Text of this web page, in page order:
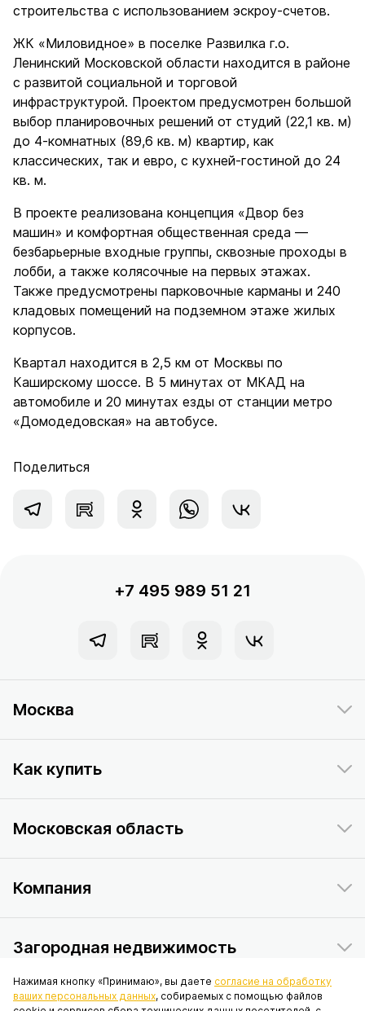
строительства с использованием эскроу-счетов.
ЖК «Миловидное» в поселке Развилка г.о.
Ленинский Московской области находится в районе
с развитой социальной и торговой
инфраструктурой. Проектом предусмотрен большой
выбор планировочных решений от студий (22,1 кв. м)
до 4-комнатных (89,6 кв. м) квартир, как
классических, так и евро, с кухней-гостиной до 24
кв. м.
В проекте реализована концепция «Двор без
машин» и комфортная общественная среда —
безбарьерные входные группы, сквозные проходы в
лобби, а также колясочные на первых этажах.
Также предусмотрены парковочные карманы и 240
кладовых помещений на подземном этаже жилых
корпусов.
Квартал находится в 2,5 км от Москвы по
Каширскому шоссе. В 5 минутах от МКАД на
автомобиле и 20 минутах езды от станции метро
«Домодедовская» на автобусе.
Поделиться
+7 495 989 51 21
Москва
Как купить
Московская область
Компания
Загородная недвижимость
Нажимая кнопку «Принимаю», вы даете согласие на обработку
ваших персональных данных, собираемых с помощью файлов